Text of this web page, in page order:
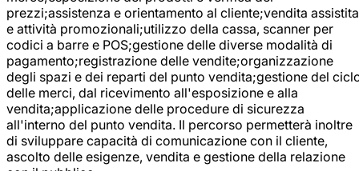
prezzi;assistenza e orientamento al cliente;vendita assistita
e attività promozionali;utilizzo della cassa, scanner per
codici a barre e POS;gestione delle diverse modalità di
pagamento;registrazione delle vendite;organizzazione
degli spazi e dei reparti del punto vendita;gestione del
delle merci, dal ricevimento all'esposizione e alla
vendita;applicazione delle procedure di sicurezza
all'interno del punto vendita. Il percorso permetterà inoltre
di sviluppare capacità di comunicazione con il cliente,
ascolto delle esigenze, vendita e gestione della relazione